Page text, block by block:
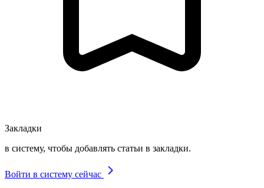
Закладки
в систему, чтобы добавлять статьи в закладки.
Войти в систему сейчас